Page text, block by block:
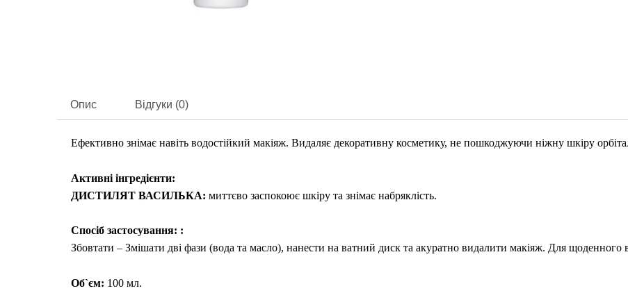
Опис Відгуки (0)
Ефективно знімає навіть водостійкий макіяж. Видаляє декоративну косметику, не пошкоджуючи ніжну шкіру
Активні інгредієнти:
ДИСТИЛЯТ ВАСИЛЬКА: миттєво заспокоює шкіру та знімає набряклість.
Спосіб застосування: :
Збовтати – Змішати дві фази (вода та масло), нанести на ватний диск та акуратно видалити макіяж. Для щоденного
Об`єм: 100 мл.